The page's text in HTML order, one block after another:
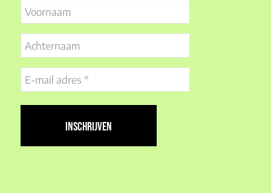
Voornaam
Achternaam
E-
mail
adres